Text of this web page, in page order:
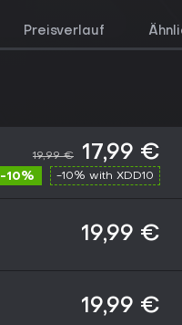
Preisverlauf
19,99 € 17,99 €
-10% -10% with XDD10
19,99 €
19,99 €